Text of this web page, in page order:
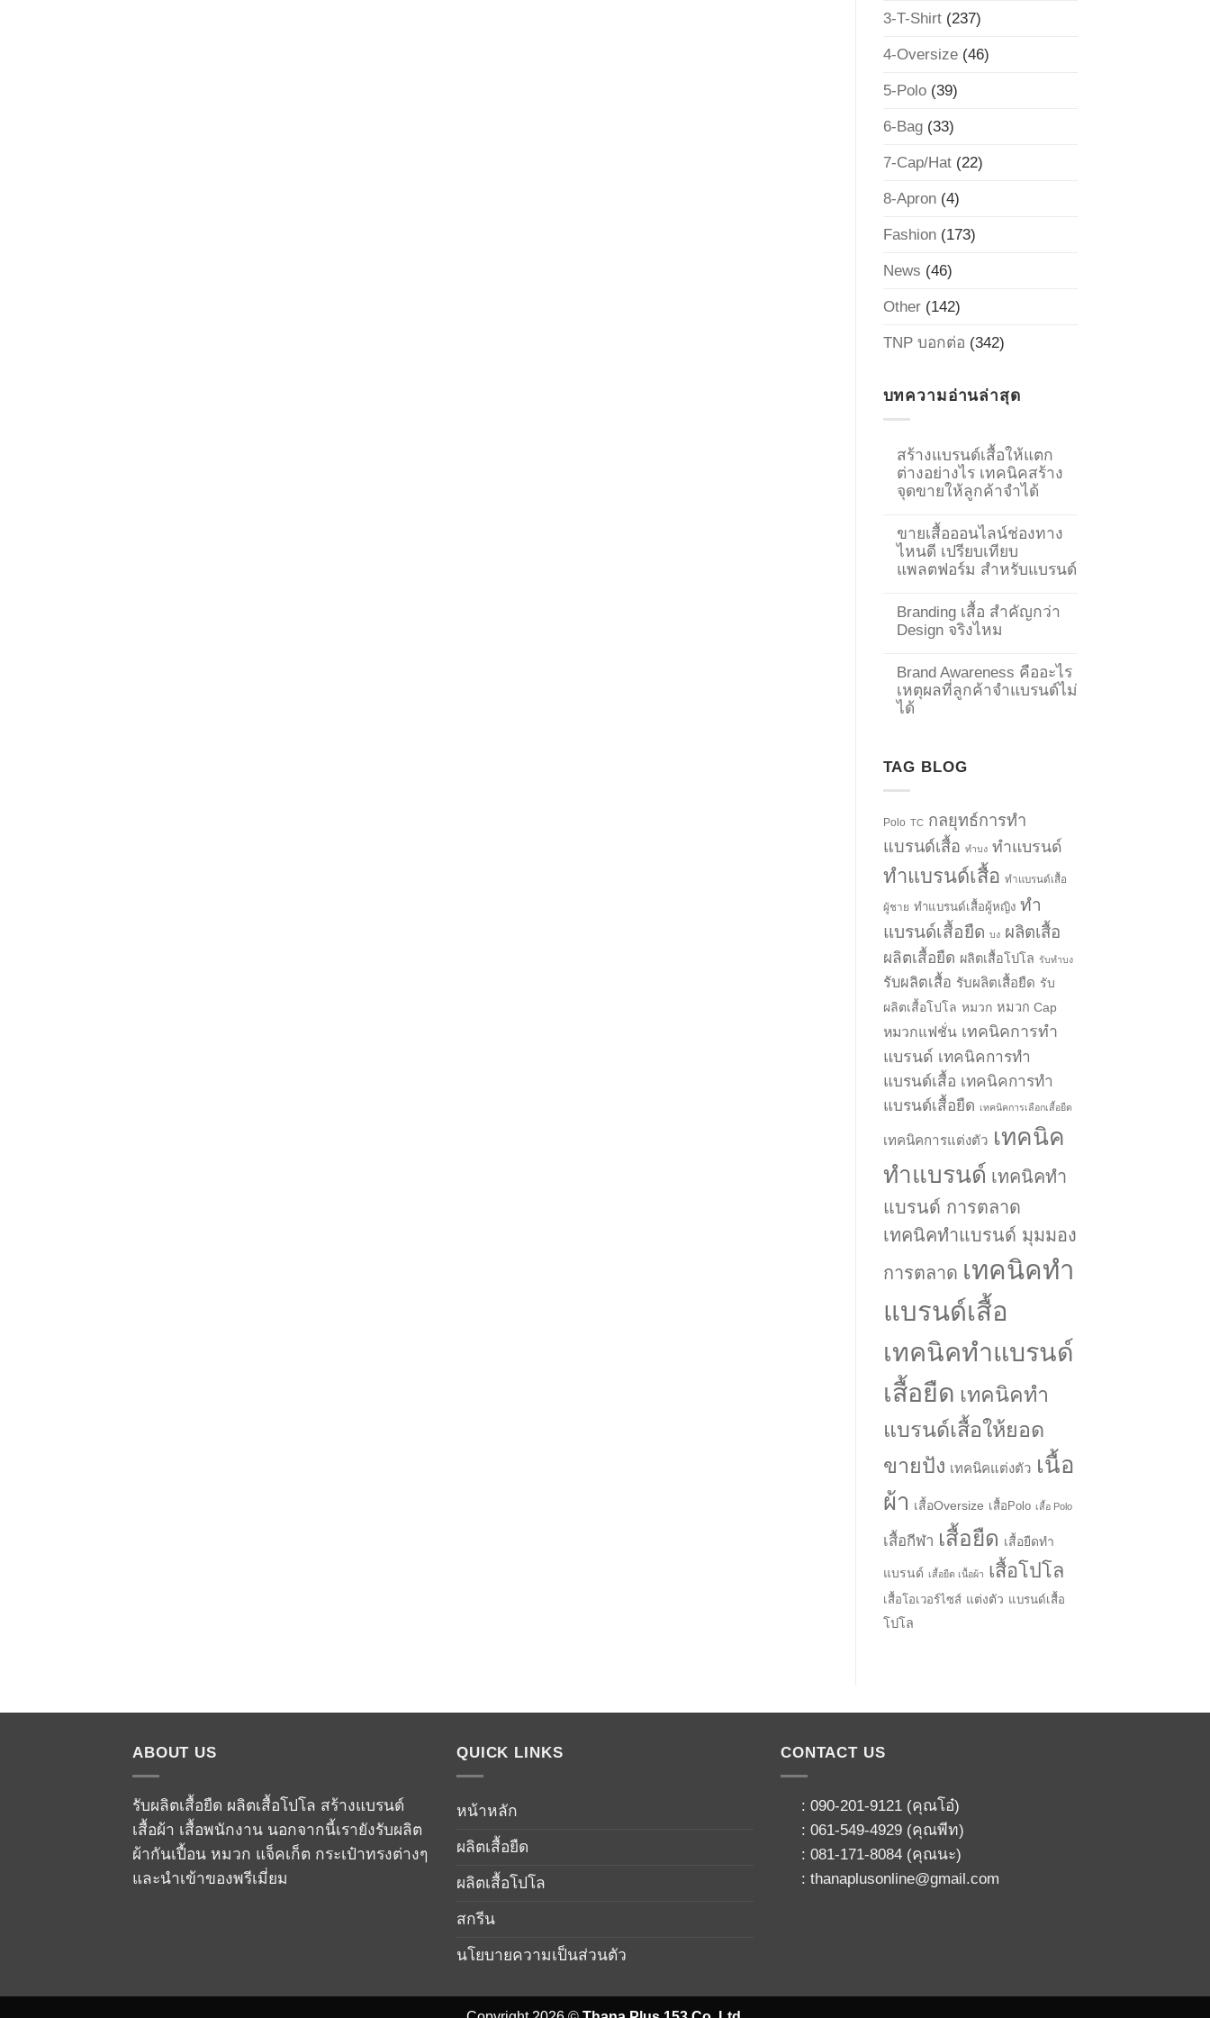
3-T-Shirt(237)
4-Oversize(46)
5-Polo(39)
6-Bag(33)
7-Cap/Hat(22)
8-Apron(4)
Fashion(173)
News (46)
Other(142)
TNP บอกต่อ (342)
บทความอ่านล่าสุด
สร้างแบรนด์เสื้อให้แตก
ต่างอย่างไร เทคนิคสร้าง
จุดขายให้ลูกค้าจำได้
ขายเสื้อออนไลน์ช่องทาง
ไหนดี เปรียบเทียบ
แพลตฟอร์ม สำหรับแบรนด์
Branding เสื้อ สำคัญกว่า
Design จริงไหม
Brand Awareness คืออะไร
เหตุผลที่ลูกค้าจำแบรนด์ไม่
ได้
TAG BLOG
Polo TC กลยุทธ์การทำ
แบรนด์เสื้อ ทำบง ทำแบรนด์
ทำแบรนด์เสื้อ ทำแบรนด์เสื้อ
ผู้ชาย ทำแบรนด์เสื้อผู้หญิง ทำ
แบรนด์เสื้อยืด บง ผลิตเสื้อ
ผลิตเสื้อยืด ผลิตเสื้อโปโล รับทำบง
รับผลิตเสื้อ รับผลิตเสื้อยืด รับ
ผลิตเสื้อโปโล หมวก หมวก Cap
หมวกแฟชั่น เทคนิคการทำ
แบรนด์ เทคนิคการทำ
แบรนด์เสื้อ เทคนิคการทำ
แบรนด์เสื้อยืด เทคนิคการเลือกเสื้อยืด
เทคนิคการแต่งตัว เทคนิค
ทำแบรนด์ เทคนิคทำ
แบรนด์ การตลาด
เทคนิคทำแบรนด์ มุมมอง
การตลาด เทคนิคทำ
แบรนด์เสื้อ
เทคนิคทำแบรนด์
เสื้อยืด เทคนิคทำ
แบรนด์เสื้อให้ยอด
ขายปัง เทคนิคแต่งตัว เนื้อ
ผ้า เสื้อOversize เสื้อPolo เสื้อ Polo
เสื้อกีฬา เสื้อยืด เสื้อยืดทำ
แบรนด์ เสื้อยืด เนื้อผ้า เสื้อโปโล
เสื้อโอเวอร์ไซส์ แต่งตัว แบรนด์เสื้อ
โปโล
ABOUT US
รับผลิตเสื้อยืด ผลิตเสื้อโปโล สร้างแบรนด์
เสื้อผ้า เสื้อพนักงาน นอกจากนี้เรายังรับผลิต
ผ้ากันเปื้อน หมวก แจ็คเก็ต กระเป๋าทรงต่างๆ
และนำเข้าของพรีเมี่ยม
QUICK LINKS
หน้าหลัก
ผลิตเสื้อยืด
ผลิตเสื้อโปโล
สกรีน
นโยบายความเป็นส่วนตัว
CONTACT US
: 090-201-9121(คุณโอ๋)
: 061-549-4929(คุณพีท)
: 081-171-8084(คุณนะ)
: thanaplusonline@gmail.com